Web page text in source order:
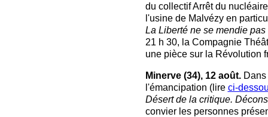
du collectif Arrêt du
l'usine de Malvézy en
La Liberté ne se mendie pas
21 h 30, la Compagnie
une pièce sur la Révolution
Minerve (34), 12 août.Dans
l'émancipation (lire ci-
Désert de la critique.
convier les personnes